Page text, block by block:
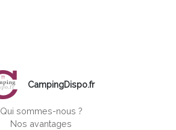
CampingDispo.fr
Qui sommes-nous ?
Nos avantages